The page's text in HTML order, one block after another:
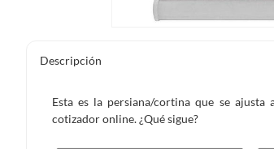
Descripción
Esta es la persiana/cortina que se
cotizador online. ¿Qué sigue?